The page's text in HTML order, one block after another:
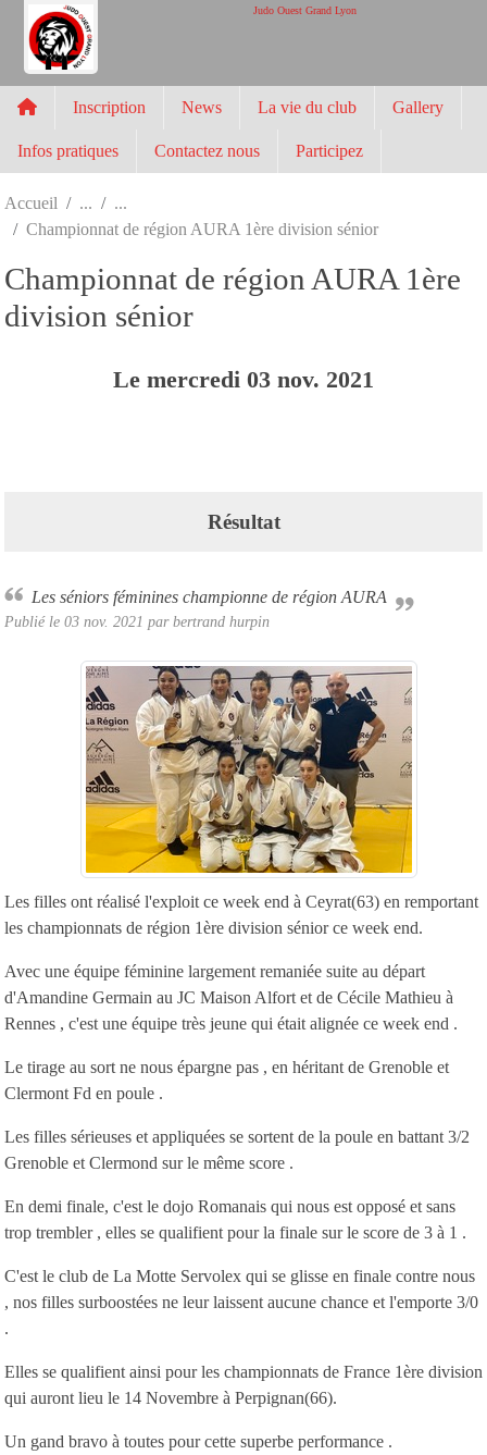
Judo Ouest Grand Lyon
Inscription News La vie du club Gallery
Infos pratiques Contactez nous Participez
Accueil
Championnat de région AURA 1ère division sénior
Championnat de région AURA 1ère
division sénior
Le mercredi 03 nov. 2021
Résultat
Les séniors féminines championne de région AURA
Publié le 03 nov. 2021 parbertrand hurpin
Les filles ont réalisé l'exploit ce week end à Ceyrat(63) en remportant
les championnats de région 1ère division sénior ce week end.
Avec une équipe féminine largement remaniée suite au départ
d'Amandine Germain au JC Maison Alfort et de Cécile Mathieu à
Rennes , c'est une équipe très jeune qui était alignée ce week end .
Le tirage au sort ne nous épargne pas , en héritant de Grenoble et
Clermont Fd en poule .
Les filles sérieuses et appliquées se sortent de la poule en battant 3/2
Grenoble et Clermond sur le même score .
En demi finale, c'est le dojo Romanais qui nous est opposé et sans
trop trembler , elles se qualifient pour la finale sur le score de 3 à 1 .
C'est le club de La Motte Servolex qui se glisse en finale contre nous
, nos filles surboostées ne leur laissent aucune chance et l'emporte 3/0
.
Elles se qualifient ainsi pour les championnats de France 1ère division
qui auront lieu le 14 Novembre à Perpignan(66).
Un gand bravo à toutes pour cette superbe performance .
Panneau de gestion des cookies